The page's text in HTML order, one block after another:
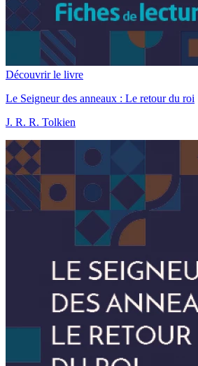
Découvrir le livre
Le Seigneur des anneaux : Le retour du roi
J. R. R. Tolkien